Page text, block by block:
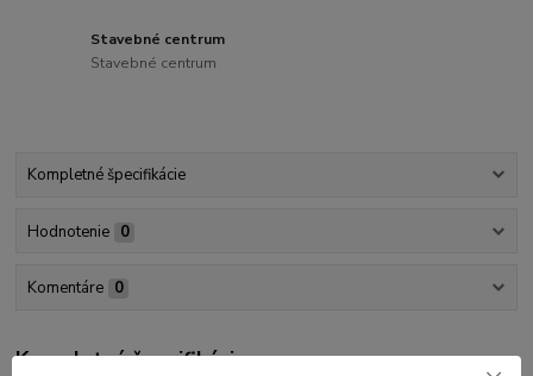
Stavebné centrum
Stavebné centrum
Kompletné špecifikácie
Hodnotenie 0
Komentáre 0
Kompletné špecifikácie